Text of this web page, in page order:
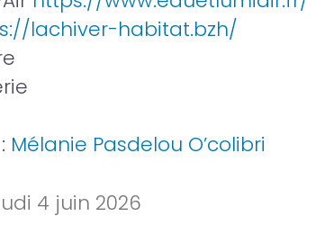
lachiver-habitat.bzh/
Mélanie Pasdelou O’colibri
4 juin 2026